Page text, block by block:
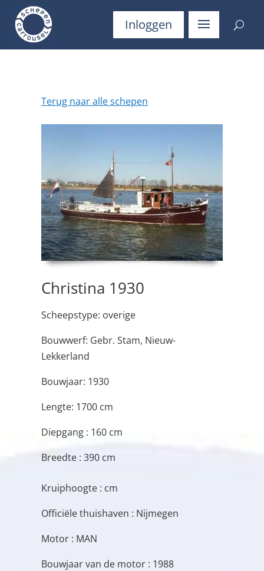
Inloggen
Terug naar alle schepen
Christina 1930
Scheepstype: overige
Bouwwerf: Gebr. Stam, Nieuw-
Lekkerland
Bouwjaar: 1930
Lengte: 1700 cm
Diepgang : 160 cm
Breedte : 390 cm
Kruiphoogte : cm
Officiële thuishaven : Nijmegen
Motor : MAN
Bouwjaar van de motor : 1988